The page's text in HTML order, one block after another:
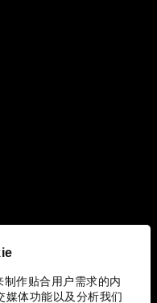
作贴合用户需求的内
媒体功能以及分析我们